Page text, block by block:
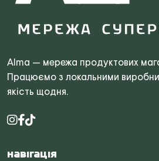
Alma — мережа продуктових
Працюємо з локальними
якість щодня.
Навігація